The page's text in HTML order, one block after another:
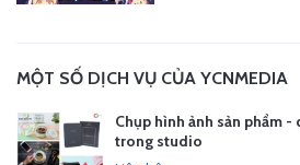
MỘT SỐ DỊCH VỤ CỦA YCNMEDIA
Chụp hình ảnh sản phẩm
trong studio